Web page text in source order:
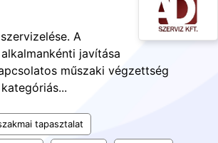
A
javítása
műszaki végzettség
tapasztalat